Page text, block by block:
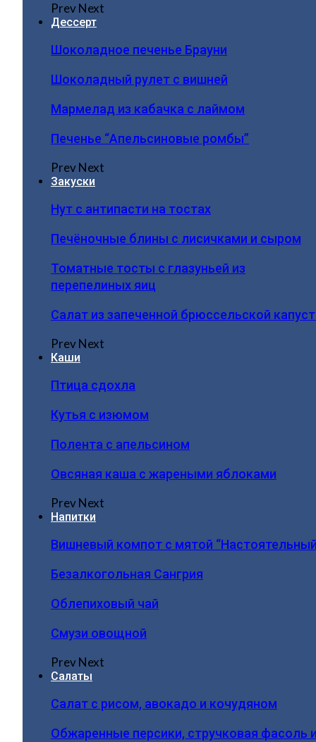
PrevNext
Дессерт
Шоколадное печенье Брауни
Шоколадный рулет с вишней
Мармелад из кабачка с лаймом
Печенье “Апельсиновые ромбы”
PrevNext
Закуски
Нут с антипасти на тостах
Печёночные блины с лисичками и сыром
Томатные тосты с глазуньей из
перепелиных яиц
Салат из запеченной брюссельской
PrevNext
Каши
Птица сдохла
Кутья с изюмом
Полента с апельсином
Овсяная каша с жареными яблоками
PrevNext
Напитки
Вишневый компот с мятой
Безалкогольная Сангрия
Облепиховый чай
Смузи овощной
PrevNext
Салаты
Салат с рисом, авокадо и кочудяном
Обжаренные персики, стручковая фасоль